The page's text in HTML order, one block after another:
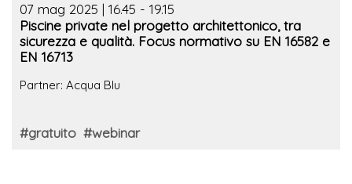
07 mag 2025 | 16.45 - 19.15
Piscine private nel progetto architettonico, tra
sicurezza e qualità. Focus normativo su EN 16582 e
EN 16713
Partner: Acqua Blu
#gratuito #webinar